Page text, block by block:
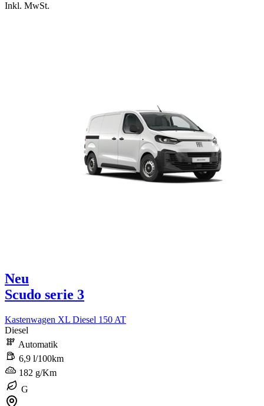
Inkl. MwSt.
Neu
Scudo serie 3
Kastenwagen XL Diesel 150 AT
Diesel
Automatik
6,9 l/100km
182 g/Km
G